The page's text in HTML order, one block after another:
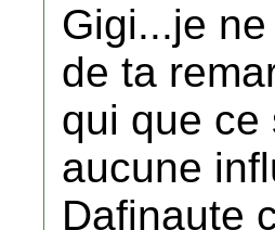
Gigi...je
de ta
qui que ce
aucune
Dafinaute